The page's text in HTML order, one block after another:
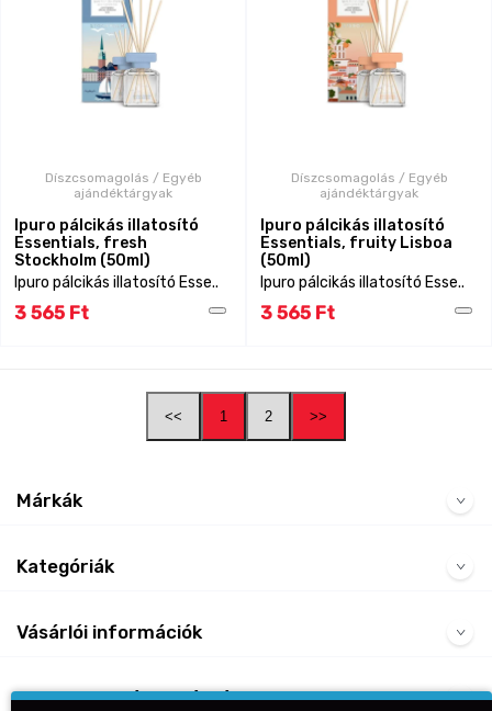
Díszcsomagolás / Egyéb
ajándéktárgyak
Ipuro pálcikás illatosító
Essentials, fresh
Stockholm (50ml)
Ipuro pálcikás illatosító Esse..
3 565 Ft
Díszcsomagolás / Egyéb
ajándéktárgyak
Ipuro pálcikás illatosító
Essentials, fruity Lisboa
(50ml)
Ipuro pálcikás illatosító Esse..
3 565 Ft
<< 1 2 >>
Márkák
Kategóriák
Vásárlói információk
Gyakran Ismételt Kérdések